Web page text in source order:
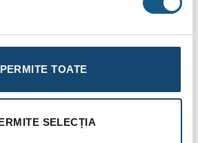
PERMITE TOATE
SELECȚIA